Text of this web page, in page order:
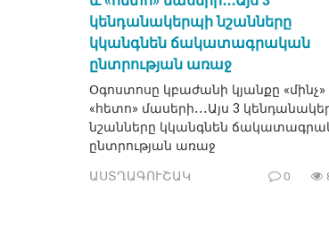
կենդանակերպի նշանները
կկանգնեն ճակատագրական
ընտրության առաջ
Օգոստոսը կբաժանի կյանքը «մինչ»
«հետո» մասերի․․․Այս 3
նշանները կկանգնեն
ընտրության առաջ
ԱՍՏՂԱԳՈՒՇԱԿ 0